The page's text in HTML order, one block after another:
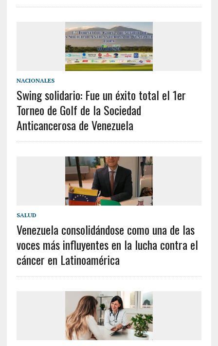
NACIONALES
Swing solidario: Fue un éxito total el 1er
Torneo de Golf de la Sociedad
Anticancerosa de Venezuela
SALUD
Venezuela consolidándose como una de las
voces más influyentes en la lucha contra el
cáncer en Latinoamérica